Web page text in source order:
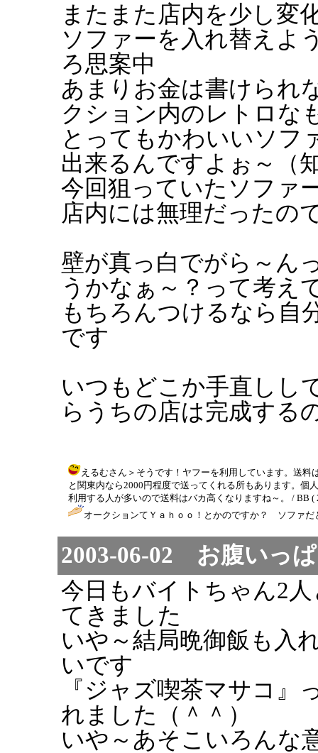
またまた店内を少し変
ソファーを入れ替えよ
ろ思案中
あまりお金は書けられ
クション内のレトロな
とってもかわいいソフ
出来るんですよぉ～（
今回狙っていたソファ
店内には無理だったの
壁が真っ白でがら～ん
うかなぁ～？って考え
もちろんつけるなら自
です
いつもどこか手直しし
らうちの店は完成する
えるむさん＞そうです！ヤフーを利用しています。送
と関東内なら2000円程度で送ってくれる所もあります。個
利用する人が多いので送料はバカ高くなりますね～。 / BB (
オークションてＹａｈｏｏ！とかのですか？ ソファだ
2003-06-02 お腹いっ
今日もバイトちゃん2
てきました
いや～結局晩御飯も入
いです
『ジャズ喫茶マサコ』
れました（＾＾）
いや～あそこいろんな